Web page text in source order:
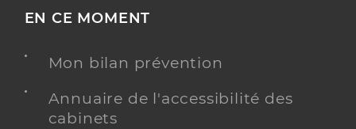
EN CE MOMENT
Mon bilan prévention
Annuaire de l'accessibilité des
cabinets